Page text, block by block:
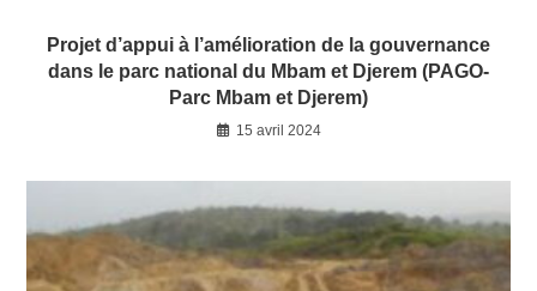
Projet d’appui à l’amélioration de la gouvernance
dans le parc national du Mbam et Djerem (PAGO-
Parc Mbam et Djerem)
15 avril 2024